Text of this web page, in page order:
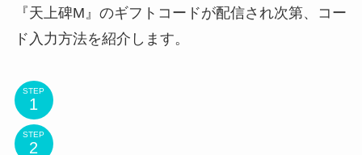
『天上碑M』のギフトコードが配信され次第、コー
ド入力方法を紹介します。
STEP
STEP